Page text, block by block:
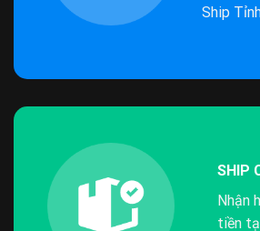
Ship
SHIP
Nhận
tiền